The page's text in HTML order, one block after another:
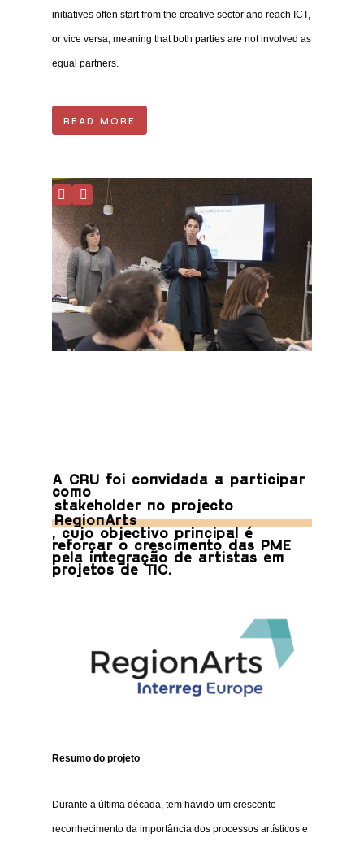
initiatives often start from the creative sector and reach ICT,
or vice versa, meaning that both parties are not involved as
equal partners.
READ MORE
A CRU foi convidada a participar
como
stakeholder no projecto
RegionArts
, cujo objectivo principal é
reforçar o crescimento das PME
pela integração de artistas em
projetos de TIC.
Resumo do projeto
Durante a última década, tem havido um crescente
reconhecimento da importância dos processos artísticos e